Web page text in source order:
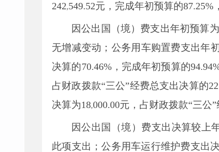
242,549.52元，完成年初预算的87.25%
因公出国（境）费支出年初预算为
无增减变动 ；公务用车购置费支出年
决算的70.46% ，完成年初预算的
占财政拨款“三公”经费总支出决算的
决算为18,000.00元，占财政拨款“三公
因公出国（境）费支出决算较上
此项支出； 公务用车运行维护费支出